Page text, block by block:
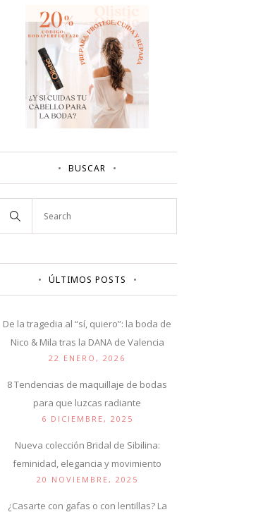
BUSCAR
ÚLTIMOS POSTS
De la tragedia al “sí, quiero”: la boda de
Nico & Mila tras la DANA de Valencia
22 ENERO, 2026
8 Tendencias de maquillaje de bodas
para que luzcas radiante
6 DICIEMBRE, 2025
Nueva colección Bridal de Sibilina:
feminidad, elegancia y movimiento
20 NOVIEMBRE, 2025
¿Casarte con gafas o con lentillas? La